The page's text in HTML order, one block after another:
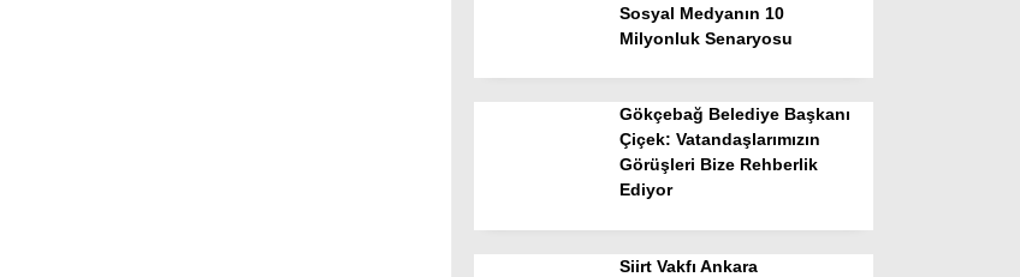
Sosyal Medyanın 10
Milyonluk Senaryosu
Gökçebağ Belediye Başkanı
Çiçek: Vatandaşlarımızın
Görüşleri Bize Rehberlik
Ediyor
Siirt Vakfı Ankara